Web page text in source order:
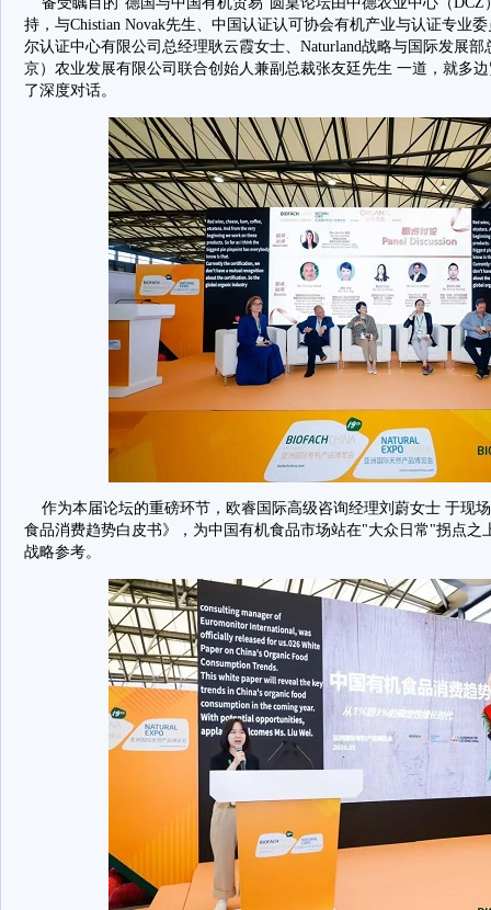
持，与Chistian Novak先生、中国认证认可协会有机产业与认证专业
尔认证中心有限公司总经理耿云霞女士、Naturland战略与国际发展部
京）农业发展有限公司联合创始人兼副总裁张友廷先生 一道，就多
了深度对话。
作为本届论坛的重磅环节，欧睿国际高级咨询经理刘蔚女士 于现
食品消费趋势白皮书》，为中国有机食品市场站在"大众日常"拐点之
战略参考。